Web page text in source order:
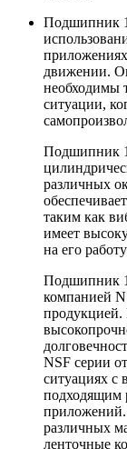
Подшипник
движении.
необходимы
ситуации,
Подшипник
различных
таким как
имеет
на его
Подшипник
компанией
NSF серии
ситуациях с
подходящим
приложений.
различных
ленточные